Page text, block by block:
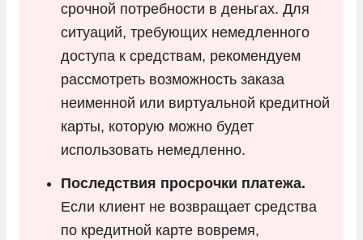
срочной потребности в деньгах. Для
ситуаций, требующих немедленного
доступа к средствам, рекомендуем
рассмотреть возможность заказа
неименной или виртуальной кредитной
карты, которую можно будет
использовать немедленно.
Последствия просрочки платежа.
Если клиент не возвращает средства
по кредитной карте вовремя,